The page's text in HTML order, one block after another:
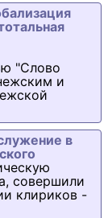
"Слово
и
в
совершили
клириков -